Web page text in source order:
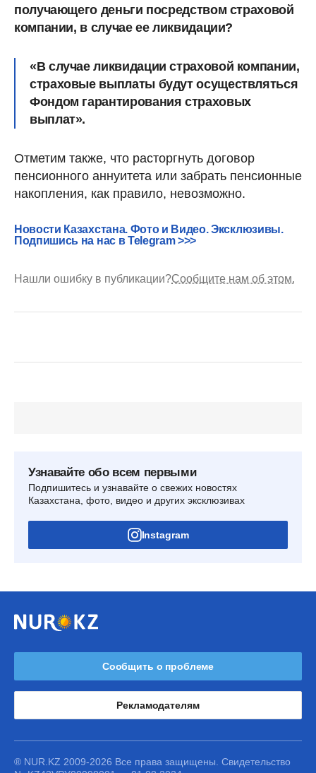
получающего деньги посредством страховой
компании, в случае ее ликвидации?
«В случае ликвидации страховой компании,
страховые выплаты будут осуществляться
Фондом гарантирования страховых
выплат».
Отметим также, что расторгнуть договор
пенсионного аннуитета или забрать пенсионные
накопления, как правило, невозможно.
Новости Казахстана. Фото и Видео. Эксклюзивы.
Подпишись на нас в Telegram >>>
Нашли ошибку в публикации?Сообщите нам об этом.
Узнавайте обо всем первыми
Подпишитесь и узнавайте о свежих новостях
Казахстана, фото, видео и других эксклюзивах
Instagram
Сообщить о проблеме
Рекламодателям
® NUR.KZ 2009-2026 Все права защищены. Свидетельство